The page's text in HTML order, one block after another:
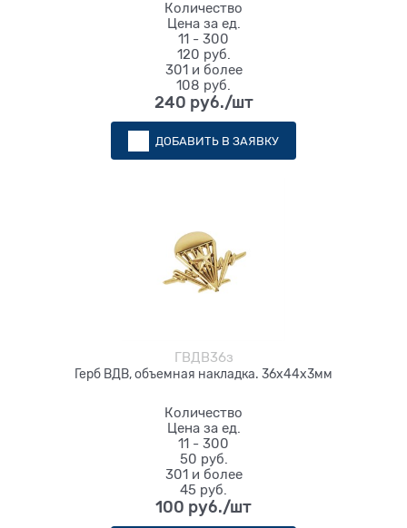
Количество
Цена за ед.
11 - 300
120 руб.
301 и более
108 руб.
240 руб./шт
ДОБАВИТЬ В ЗАЯВКУ
ГВДВ36з
Герб ВДВ, объемная накладка. 36х44х3мм
Количество
Цена за ед.
11 - 300
50 руб.
301 и более
45 руб.
100 руб./шт